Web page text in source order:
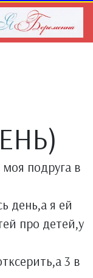
подруга в
день,а я ей
про детей,у
3 в